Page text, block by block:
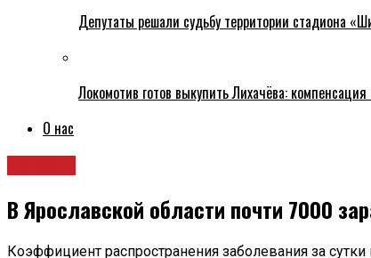
Депутаты решали судьбу территории стадиона
Локомотив готов выкупить Лихачёва:
О нас
В Ярославской области почти 7000
Коэффициент распространения заболевания за